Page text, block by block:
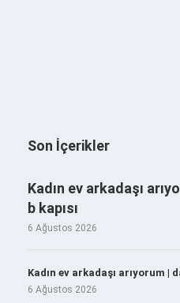
Son İçerikler
Kadın ev arkadaşı
b kapısı
6 Ağustos 2026
Kadın ev arkadaşı arıyorum |
6 Ağustos 2026